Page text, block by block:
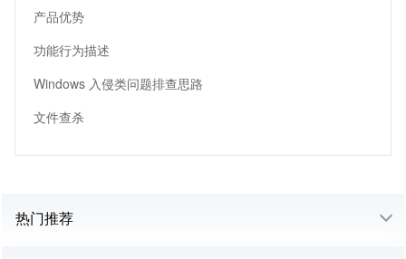
产品优势
功能行为描述
Windows 入侵类问题排查思路
文件查杀
热门推荐